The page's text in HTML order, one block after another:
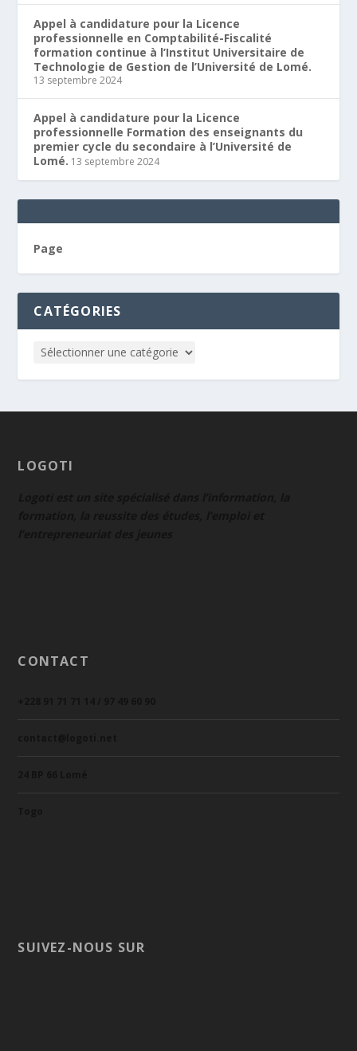
Appel à candidature pour la Licence
professionnelle en Comptabilité-Fiscalité
formation continue à l’Institut Universitaire de
Technologie de Gestion de l’Université de Lomé.
13 septembre 2024
Appel à candidature pour la Licence
professionnelle Formation des enseignants du
premier cycle du secondaire à l’Université de
Lomé. 13 septembre 2024
Page
CATÉGORIES
LOGOTI
CONTACT
SUIVEZ-NOUS SUR